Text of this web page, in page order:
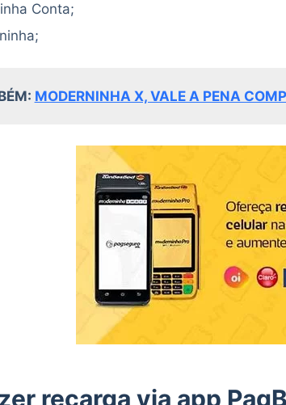
Conta;
MODERNINHA X, VALE A PENA
recarga via app